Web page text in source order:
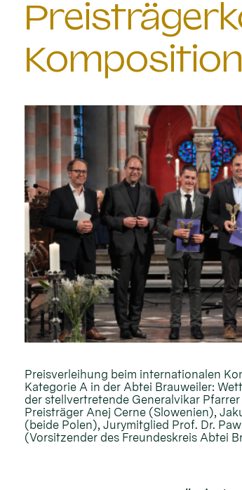
Preisverleihung beim internationalen
Kategorie A in der Abtei Brauweiler:
der stellvertretende Generalvikar
Preisträger Anej Cerne (Slowenien),
(beide Polen), Jurymitglied Prof. Dr.
(Vorsitzender des Freundeskreis Abtei